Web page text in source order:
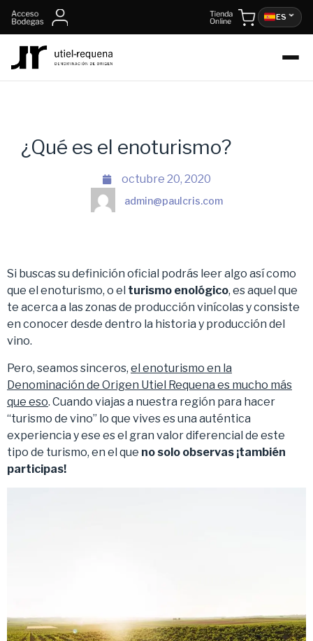
ES
¿Qué es el enoturismo?
octubre 20, 2020
admin@paulcris.com
Si buscas su definición oficial podrás leer algo así como
que el enoturismo, o el turismo enológico, es aquel que
te acerca a las zonas de producción vinícolas y consiste
en conocer desde dentro la historia y producción del
vino.
Pero, seamos sinceros, el enoturismo en la
Denominación de Origen Utiel Requena es mucho más
que eso. Cuando viajas a nuestra región para hacer
“turismo de vino” lo que vives es una auténtica
experiencia y ese es el gran valor diferencial de este
tipo de turismo, en el que no solo observas ¡también
participas!